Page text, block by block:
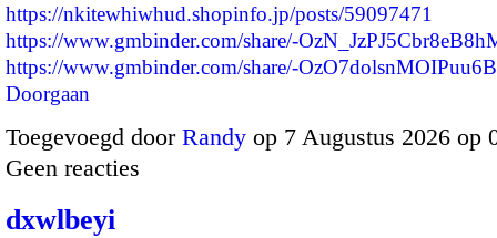
https://nkitewhiwhud.shopinfo.jp/posts/59097471
https://www.gmbinder.com/share/-
https://www.gmbinder.com/share/-
Doorgaan
Toegevoegd door Randy op 7 Augustus 2026
Geen reacties
dxwlbeyi